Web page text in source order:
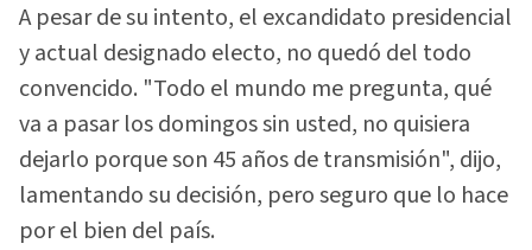
A pesar de su intento, el excandidato presidencial
y actual designado electo, no quedó del todo
convencido. "Todo el mundo me pregunta, qué
va a pasar los domingos sin usted, no quisiera
dejarlo porque son 45 años de transmisión", dijo,
lamentando su decisión, pero seguro que lo hace
por el bien del país.